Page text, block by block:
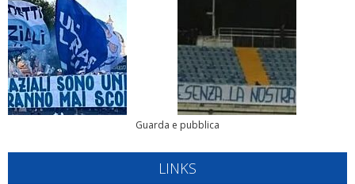
Guarda e pubblica
LINKS